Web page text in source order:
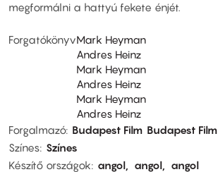
megformálni a hattyú fekete énjét.
ForgatókönyvMark Heyman
Andres Heinz
Mark Heyman
Andres Heinz
Mark Heyman
Andres Heinz
Forgalmazó Budapest Film Budapest Film
Színes Színes
Készítő országok
angol angol
angol